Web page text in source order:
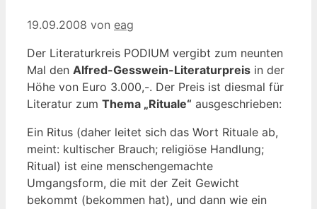
19.09.2008 von eag
Der Literaturkreis PODIUM vergibt zum neunten
Mal den Alfred-Gesswein-Literaturpreis in der
Höhe von Euro 3.000,-. Der Preis ist diesmal für
Literatur zum Thema „Rituale“ ausgeschrieben:
Ein Ritus (daher leitet sich das Wort Rituale ab,
meint: kultischer Brauch; religiöse Handlung;
Ritual) ist eine menschengemachte
Umgangsform, die mit der Zeit Gewicht
bekommt (bekommen hat), und dann wie ein